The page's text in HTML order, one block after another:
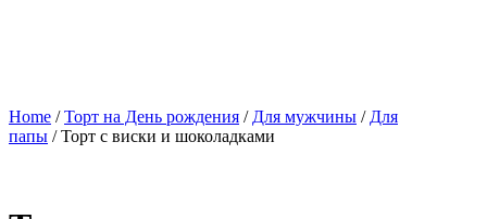
Home /Торт на День рождения / Для мужчины / Для
папы / Торт с виски и шоколадками